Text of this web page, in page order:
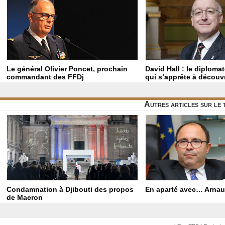
Le général Olivier Poncet, prochain
commandant des FFDj
David Hall : le
qui s’apprête à
Autres articles sur le
Condamnation à Djibouti des propos
de Macron
En aparté avec…